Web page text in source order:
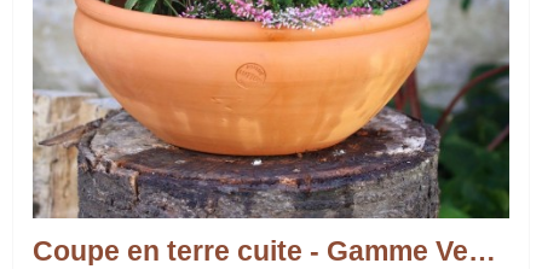
Coupe en terre cuite - Gamme Vendée